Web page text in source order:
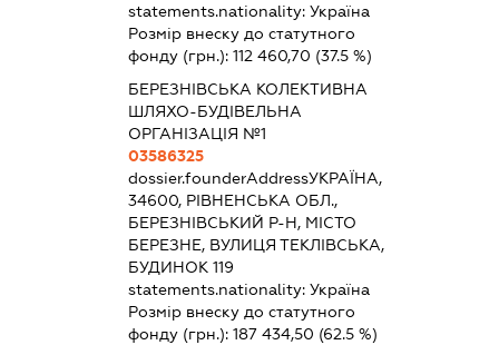
statements.nationality:Україна
Розмір внеску до статутного
фонду (грн.):112 460,70 (37.5 %)
БЕРЕЗНІВСЬКА КОЛЕКТИВНА
ШЛЯХО-БУДІВЕЛЬНА
ОРГАНІЗАЦІЯ №1
03586325
dossier.founderAddressУКРАЇНА,
34600, РІВНЕНСЬКА ОБЛ.,
БЕРЕЗНІВСЬКИЙ Р-Н, МІСТО
БЕРЕЗНЕ, ВУЛИЦЯ ТЕКЛІВСЬКА,
БУДИНОК 119
statements.nationality:Україна
Розмір внеску до статутного
фонду (грн.):187 434,50 (62.5 %)